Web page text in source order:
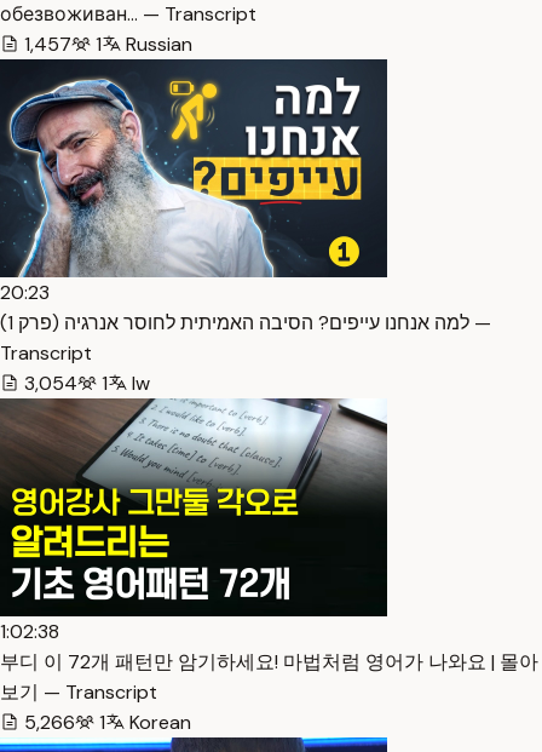
обезвоживан… — Transcript
1,457
1 Russian
20:23
למה אנחנו עייפים? הסיבה האמיתית לחוסר אנרגיה (פרק 1) —
Transcript
3,054
1 Iw
1:02:38
부디 이 72개 패턴만 암기하세요! 마법처럼 영어가 나와요 | 몰아
보기 — Transcript
5,266
1 Korean